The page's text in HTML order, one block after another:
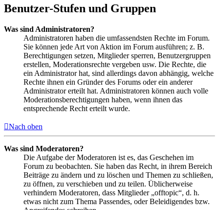
Benutzer-Stufen und Gruppen
Was sind Administratoren?
Administratoren haben die umfassendsten Rechte im Forum.
Sie können jede Art von Aktion im Forum ausführen; z. B.
Berechtigungen setzen, Mitglieder sperren, Benutzergruppen
erstellen, Moderationsrechte vergeben usw. Die Rechte, die
ein Administrator hat, sind allerdings davon abhängig, welche
Rechte ihnen ein Gründer des Forums oder ein anderer
Administrator erteilt hat. Administratoren können auch volle
Moderationsberechtigungen haben, wenn ihnen das
entsprechende Recht erteilt wurde.
Nach oben
Was sind Moderatoren?
Die Aufgabe der Moderatoren ist es, das Geschehen im
Forum zu beobachten. Sie haben das Recht, in ihrem Bereich
Beiträge zu ändern und zu löschen und Themen zu schließen,
zu öffnen, zu verschieben und zu teilen. Üblicherweise
verhindern Moderatoren, dass Mitglieder „offtopic“, d. h.
etwas nicht zum Thema Passendes, oder Beleidigendes bzw.